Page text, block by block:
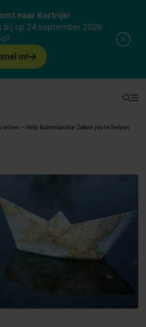
naar Kortrijk!
bij op 24 september 2026
in!
reizen – Help Buitenlandse Zaken jou te helpen